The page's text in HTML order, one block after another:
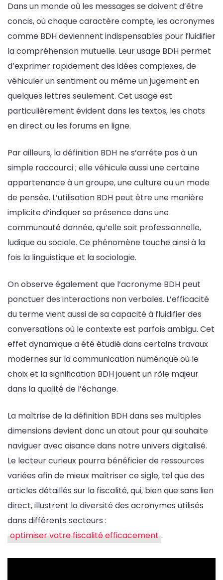
Dans un monde où les messages se doivent d’être
concis, où chaque caractère compte, les acronymes
comme BDH deviennent indispensables pour fluidifier
la compréhension mutuelle. Leur usage BDH permet
d’exprimer rapidement des idées complexes, de
véhiculer un sentiment ou même un jugement en
quelques lettres seulement. Cet usage est
particulièrement évident dans les textos, les chats
en direct ou les forums en ligne.
Par ailleurs, la définition BDH ne s’arrête pas à un
simple raccourci ; elle véhicule aussi une certaine
appartenance à un groupe, une culture ou un mode
de pensée. L’utilisation BDH peut être une manière
implicite d’indiquer sa présence dans une
communauté donnée, qu’elle soit professionnelle,
ludique ou sociale. Ce phénomène touche ainsi à la
fois la linguistique et la sociologie.
On observe également que l’acronyme BDH peut
ponctuer des interactions non verbales. L’efficacité
du terme vient aussi de sa capacité à fluidifier des
conversations où le contexte est parfois ambigu. Cet
effet dynamique a été étudié dans certains travaux
modernes sur la communication numérique où le
choix et la signification BDH jouent un rôle majeur
dans la qualité de l’échange.
La maîtrise de la définition BDH dans ses multiples
dimensions devient donc un atout pour qui souhaite
naviguer avec aisance dans notre univers digitalisé.
Le lecteur curieux pourra bénéficier de ressources
variées afin de mieux maîtriser ce sigle, tel que des
articles détaillés sur la fiscalité, qui, bien que sans lien
direct, illustrent la diversité des acronymes utilisés
dans différents secteurs :
optimiser votre fiscalité efficacement .